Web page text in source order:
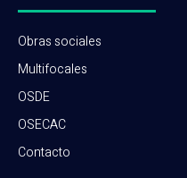
Obras sociales
Multifocales
OSDE
OSECAC
Contacto